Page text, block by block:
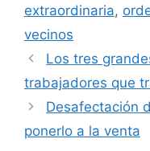
extraordinaria,
vecinos
Los tres
trabajadores que
Desafectación
ponerlo a la venta